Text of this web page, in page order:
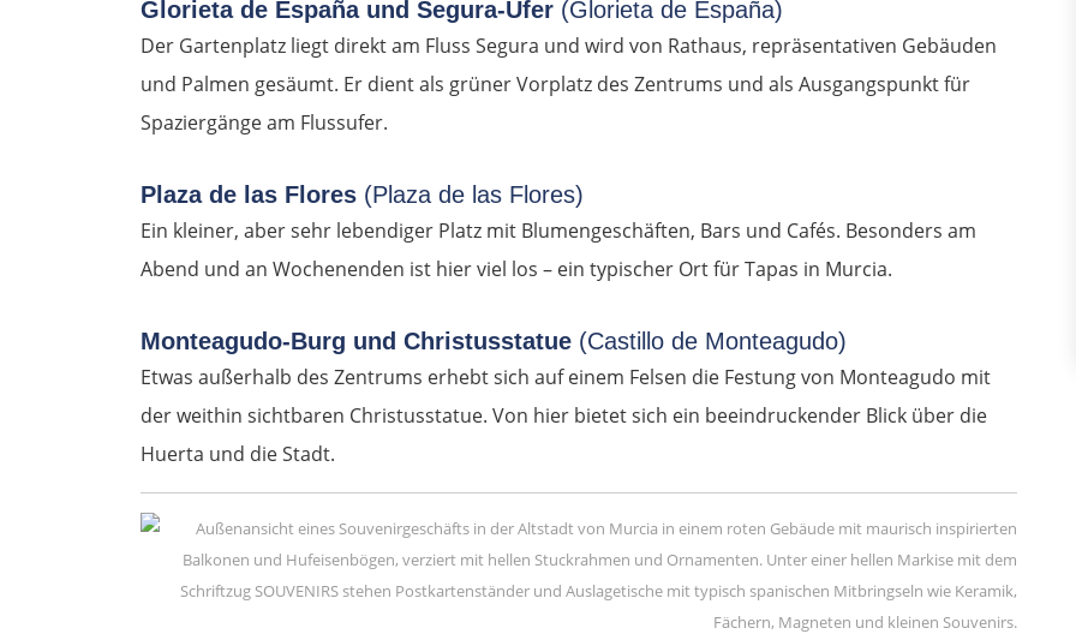
Glorieta de España und Segura-Ufer (Glorieta de España)
Der Gartenplatz liegt direkt am Fluss Segura und wird von Rathaus, repräsentativen Gebäuden
und Palmen gesäumt. Er dient als grüner Vorplatz des Zentrums und als Ausgangspunkt für
Spaziergänge am Flussufer.
Plaza de las Flores (Plaza de las Flores)
Ein kleiner, aber sehr lebendiger Platz mit Blumengeschäften, Bars und Cafés. Besonders am
Abend und an Wochenenden ist hier viel los – ein typischer Ort für Tapas in Murcia.
Monteagudo-Burg und Christusstatue (Castillo de Monteagudo)
Etwas außerhalb des Zentrums erhebt sich auf einem Felsen die Festung von Monteagudo mit
der weithin sichtbaren Christusstatue. Von hier bietet sich ein beeindruckender Blick über die
Huerta und die Stadt.